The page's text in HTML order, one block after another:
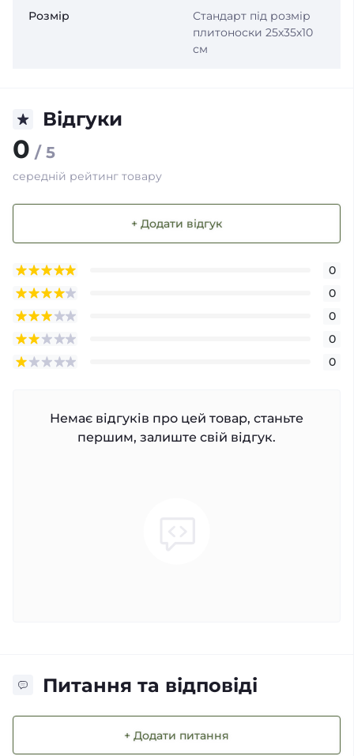
Розмір
Стандарт під розмір
плитоноски 25х35х10
см
Відгуки
0 / 5
середній рейтинг товару
+ Додати відгук
0
0
0
0
0
Немає відгуків про цей товар, станьте
першим, залиште свій відгук.
Питання та відповіді
+ Додати питання